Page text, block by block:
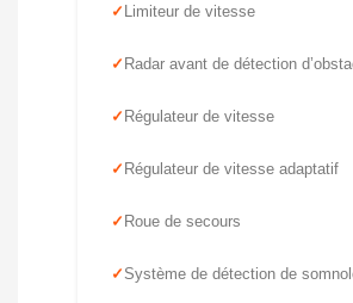
Limiteur de vitesse
Radar avant de détection
Régulateur de vitesse
Régulateur de vitesse adaptatif
Roue de secours
Système de détection de